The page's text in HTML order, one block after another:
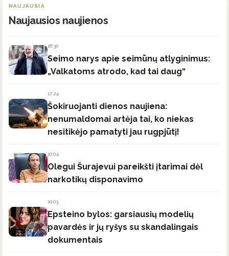
NAUJAUSIA
Naujausios naujienos
18:30
Seimo narys apie seimūnų atlyginimus:
„Valkatoms atrodo, kad tai daug“
17:24
Šokiruojanti dienos naujiena:
nenumaldomai artėja tai, ko niekas
nesitikėjo pamatyti jau rugpjūtį!
10:04
Olegui Šurajevui pareikšti įtarimai dėl
narkotikų disponavimo
10:03
Epsteino bylos: garsiausių modelių
pavardės ir jų ryšys su skandalingais
dokumentais